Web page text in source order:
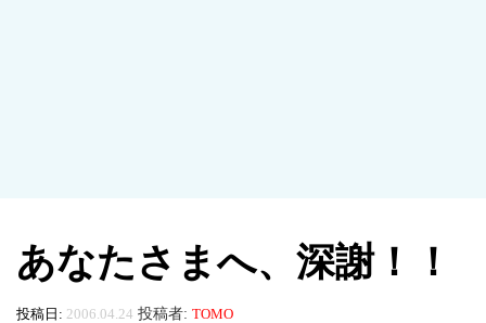
あなたさまへ、深謝！！
投稿日: 2006.04.24 投稿者: TOMO